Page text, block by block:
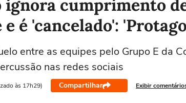
cumprimento
é 'cancelado':
entre as equipes pelo Grupo E da
nas redes sociais
às 17h29) Compartilhar Exibir